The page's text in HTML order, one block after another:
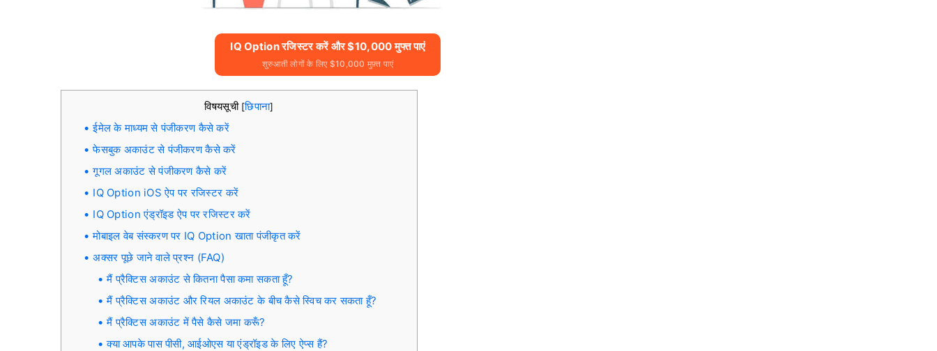
IQ Option रजिस्टर करें और $10,000 मुफ्त पाएं
शुरुआती लोगों के लिए $10,000 मुफ़्त पाएं
विषयसूची [छिपाना]
ईमेल के माध्यम से पंजीकरण कैसे करें
फेसबुक अकाउंट से पंजीकरण कैसे करें
गूगल अकाउंट से पंजीकरण कैसे करें
IQ Option iOS ऐप पर रजिस्टर करें
IQ Option एंड्रॉइड ऐप पर रजिस्टर करें
मोबाइल वेब संस्करण पर IQ Option खाता पंजीकृत करें
अक्सर पूछे जाने वाले प्रश्न (FAQ)
मैं प्रैक्टिस अकाउंट से कितना पैसा कमा सकता हूँ?
मैं प्रैक्टिस अकाउंट और रियल अकाउंट के बीच कैसे स्विच कर सकता हूँ?
मैं प्रैक्टिस अकाउंट में पैसे कैसे जमा करूँ?
क्या आपके पास पीसी, आईओएस या एंड्रॉइड के लिए ऐप्स हैं?